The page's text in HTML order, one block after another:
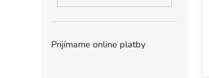
Prijímame online platby